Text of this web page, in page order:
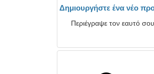
Δημιουργήστε ένα νέο
Περιέγραψε τον εαυτό σου